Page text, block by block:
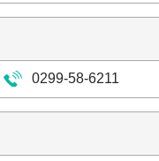
0299-58-6211